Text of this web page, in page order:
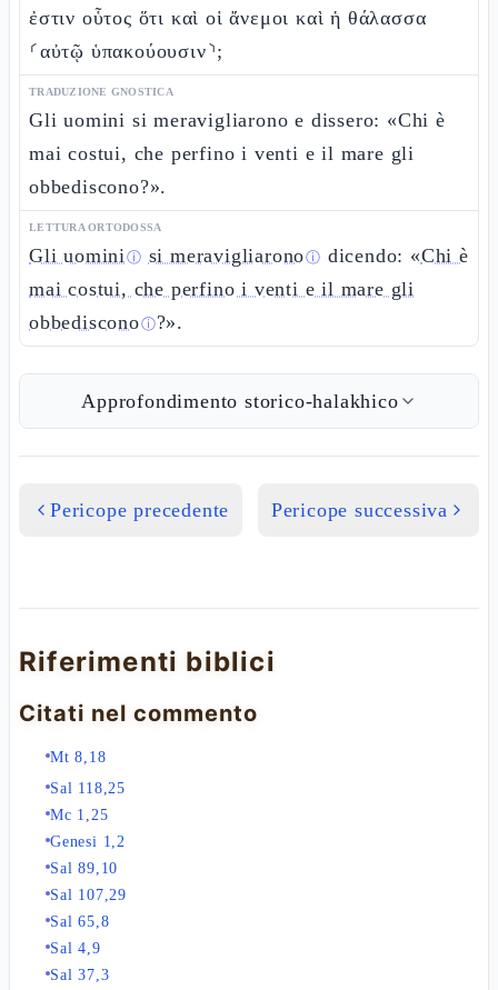
ἐστιν οὗτος ὅτι καὶ οἱ ἄνεμοι καὶ ἡ θάλασσα
⸂αὐτῷ ὑπακούουσιν⸃;
TRADUZIONE GNOSTICA
Gli uomini si meravigliarono e dissero: «Chi è
mai costui, che perfino i venti e il mare gli
obbediscono?».
LETTURA ORTODOSSA
Gli uominiⓘ si meravigliaronoⓘ dicendo: «Chi è
mai costui, che perfino i venti e il mare gli
obbedisconoⓘ?».
Approfondimento storico-halakhico
Pericope precedente Pericope successiva
Riferimenti biblici
Citati nel commento
Mt 8,18
Sal 118,25
Mc 1,25
Genesi 1,2
Sal 89,10
Sal 107,29
Sal 65,8
Sal 4,9
Sal 37,3